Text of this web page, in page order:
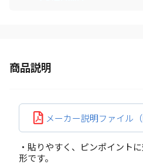
商品説明
メーカー説明ファイル（
・貼りやすく、ピンポイント
形です。